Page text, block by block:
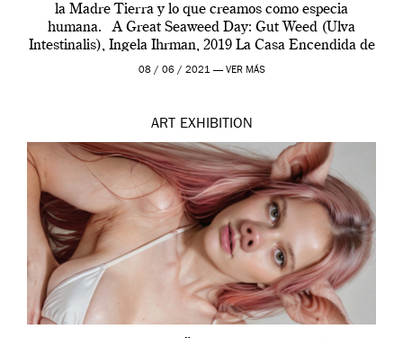
la Madre Tierra y lo que creamos como especia
humana. A Great Seaweed Day: Gut Weed (Ulva
Intestinalis), Ingela Ihrman, 2019 La Casa Encendida de
Madrid y la Wellcome […]
08 / 06 / 2021 — VER MÁS
ART EXHIBITION